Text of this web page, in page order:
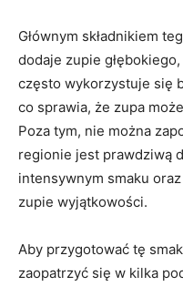
Głównym składnikiem
dodaje zupie
często wykorzystuje się
co sprawia, że zupa
Poza tym, nie można
regionie jest prawdziwą
intensywnym smaku
zupie wyjątkowości.
Aby przygotować tę
zaopatrzyć się w kilka